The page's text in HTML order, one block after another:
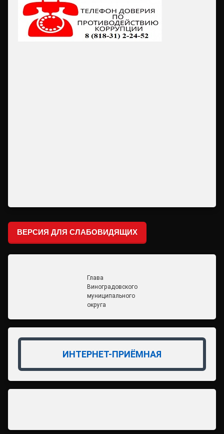
ВЕРСИЯ ДЛЯ СЛАБОВИДЯЩИХ
Глава
Виноградовского
муниципального
округа
ИНТЕРНЕТ-ПРИЁМНАЯ